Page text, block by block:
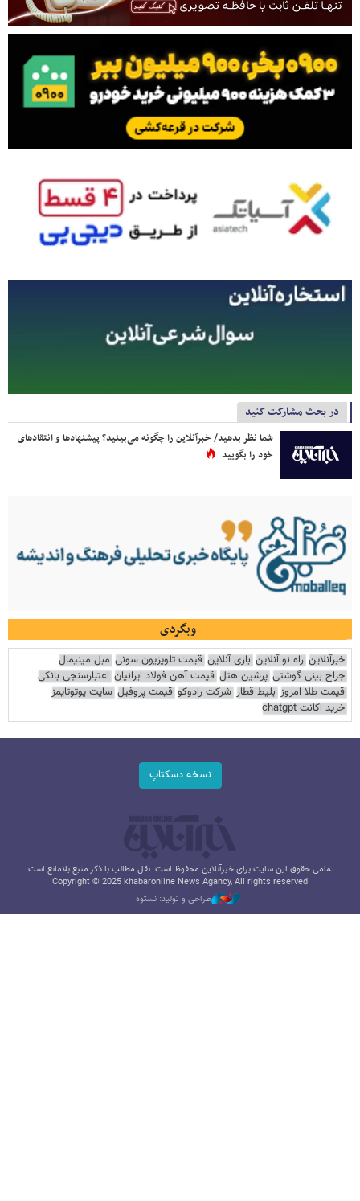
در بحث مشارکت کنید
شما نظر بدهید/ خبرآنلاین را چگونه می‌بینید؟ پیشنهادها و انتقادهای
خود را بگویید
وبگردی
خبرآنلاین راه نو آنلاین بازی آنلاین قیمت تلویزیون سونی مبل مینیمال
جراح بینی گوشتی پرشین هتل قیمت آهن فولاد ایرانیان اعتبارسنجی بانکی
قیمت طلا امروز بلیط قطار شرکت رادوکو قیمت پروفیل سایت یوتوتایمز
خرید اکانت chatgpt
نسخه دسکتاپ
تمامی حقوق این سایت برای خبرآنلاین محفوظ است. نقل مطالب با ذکر منبع بلامانع است.
Copyright © 2025 khabaronline News Agancy, All rights reserved
طراحی و تولید: نستوه